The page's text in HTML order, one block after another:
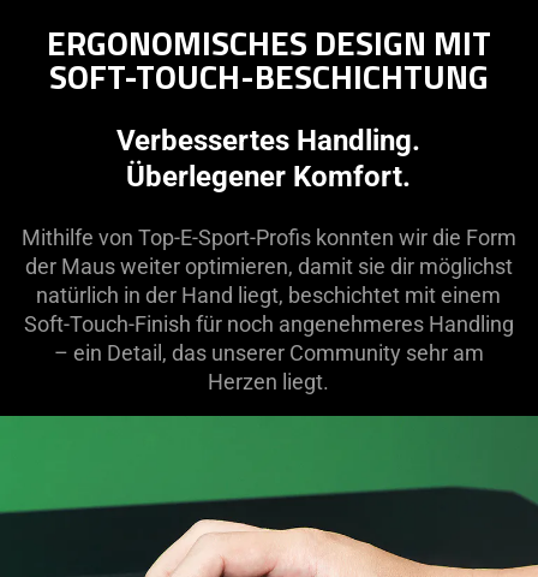
ERGONOMISCHES DESIGN MIT
SOFT-TOUCH-BESCHICHTUNG
Verbessertes Handling.
Überlegener Komfort.
Mithilfe von Top-E-Sport-Profis konnten wir die Form
der Maus weiter optimieren, damit sie dir möglichst
natürlich in der Hand liegt, beschichtet mit einem
Soft-Touch-Finish für noch angenehmeres Handling
– ein Detail, das unserer Community sehr am
Herzen liegt.